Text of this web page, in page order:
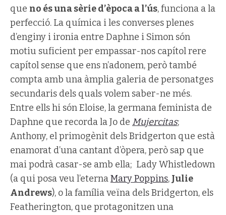
que no és una sèrie d’època a l’ús, funciona a la
perfecció. La química i les converses plenes
d’enginy i ironia entre Daphne i Simon són
motiu suficient per empassar-nos capítol rere
capítol sense que ens n’adonem, però també
compta amb una àmplia galeria de personatges
secundaris dels quals volem saber-ne més.
Entre ells hi són Eloise, la germana feminista de
Daphne que recorda la Jo de Mujercitas;
Anthony, el primogènit dels Bridgerton que està
enamorat d’una cantant d’òpera, però sap que
mai podrà casar-se amb ella; Lady Whistledown
(a qui posa veu l’eternaMary Poppins, Julie
Andrews), o la família veïna dels Bridgerton, els
Featherington, que protagonitzen una